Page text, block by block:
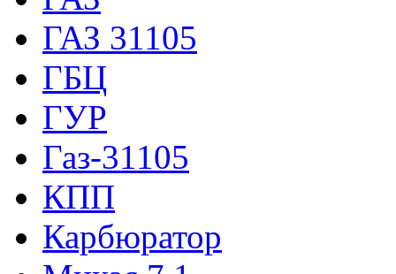
ГАЗ 31105
ГБЦ
ГУР
Газ-31105
КПП
Карбюратор